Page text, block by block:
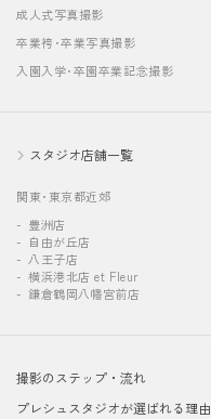
成人式写真撮影
卒業袴･卒業写真撮影
入園入学･卒園卒業記念撮影
スタジオ店舗一覧
関東･東京都近郊
豊洲店
自由が丘店
八王子店
横浜港北店 et Fleur
鎌倉鶴岡八幡宮前店
撮影のステップ・流れ
プレシュスタジオが選ばれる理由